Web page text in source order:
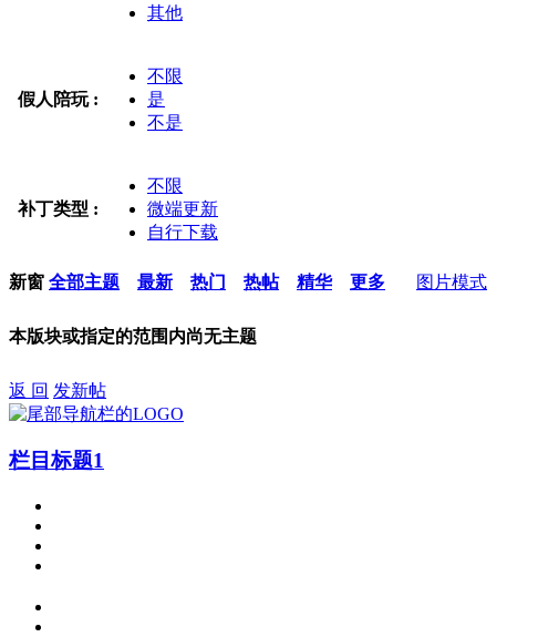
其他
假人陪玩 :
不限
是
不是
补丁类型 :
不限
微端更新
自行下载
新窗 全部主题 最新 热门 热帖 精华 更多 图片模式
本版块或指定的范围内尚无主题
返 回 发新帖
栏目标题1